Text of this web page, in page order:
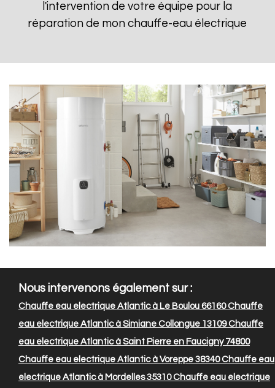
l'intervention de votre équipe pour la
réparation de mon chauffe-eau électrique
Nous intervenons également sur :
Chauffe eau electrique Atlantic à Le Boulou 66160Chauffe
eau electrique Atlantic à Simiane Collongue 13109Chauffe
eau electrique Atlantic à Saint Pierre en Faucigny 74800
Chauffe eau electrique Atlantic à Voreppe 38340Chauffe eau
electrique Atlantic à Mordelles 35310Chauffe eau electrique